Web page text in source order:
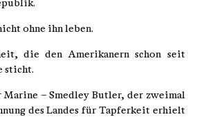
ohne ihn leben.
die den Amerikanern schon seit
sticht.
Marine – Smedley Butler, der zweimal
des Landes für Tapferkeit erhielt